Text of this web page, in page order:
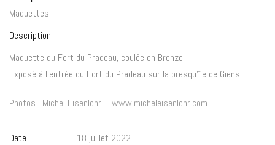
Maquettes
Description
Maquette du Fort du Pradeau, coulée en Bronze.
Exposé à l’entrée du Fort du Pradeau sur la presqu’île de Giens.
Photos : Michel Eisenlohr – www.micheleisenlohr.com
Date
18 juillet 2022